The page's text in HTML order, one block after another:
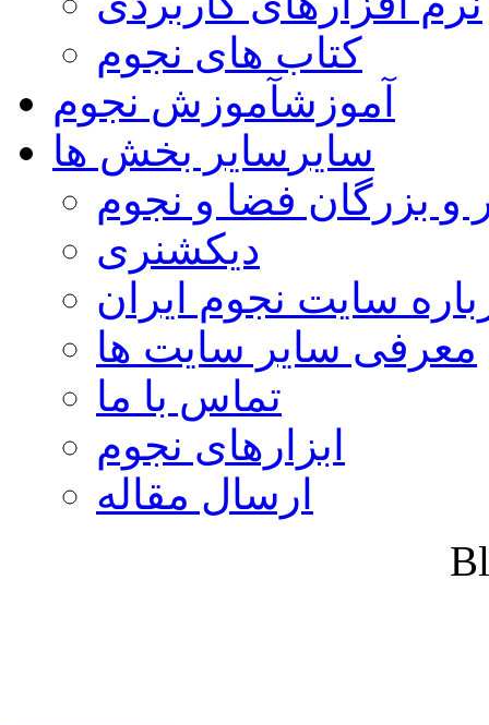
کتاب های نجوم
آموزشآموزش نجوم
سایر سایر بخش ها
و بزرگان فضا و نجوم
دیکشنری
سایت نجوم ایران
معرفی سایر سایت ها
تماس با ما
ابزارهای نجوم
ارسال مقاله